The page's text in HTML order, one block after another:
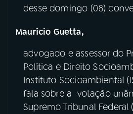
TikTok
desse domingo (08)
Maurício Guetta,
advogado e assessor do
Política e Direito
Instituto Socioambiental
fala sobre a votação
Supremo Tribunal Federal